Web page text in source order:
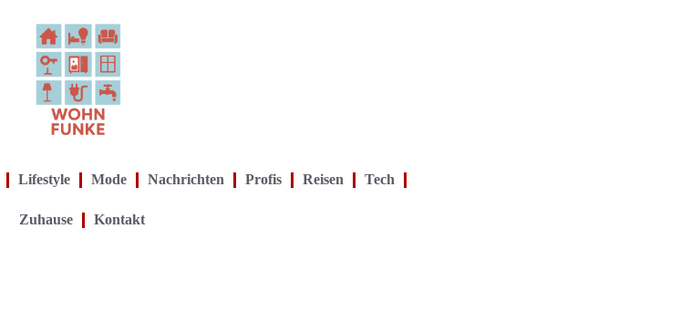
Lifestyle Mode Nachrichten Profis Reisen Tech
Zuhause Kontakt